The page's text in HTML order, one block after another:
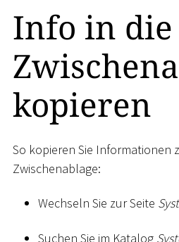
Info in die
kopieren
So kopieren Sie Informationen
Zwischenablage:
Wechseln Sie zur Seite
Suchen Sie im Katalog